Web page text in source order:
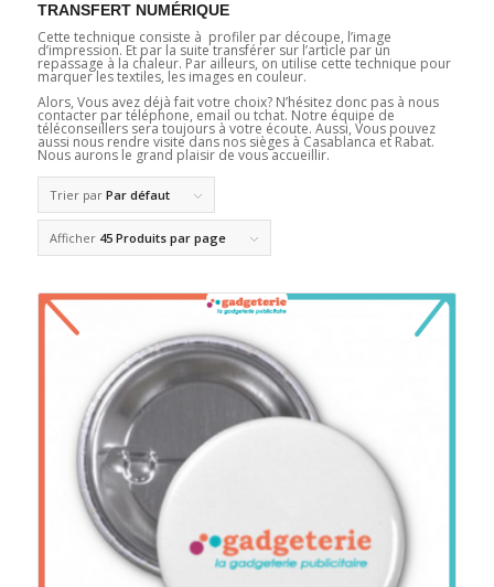
TRANSFERT NUMÉRIQUE
Cette technique consiste à profiler par découpe, l’image
d’impression. Et par la suite transférer sur l’article par un
repassage à la chaleur. Par ailleurs, on utilise cette technique pour
marquer les textiles, les images en couleur.
Alors, Vous avez déjà fait votre choix? N’hésitez donc pas à nous
contacter par téléphone, email ou tchat. Notre équipe de
téléconseillers sera toujours à votre écoute. Aussi, Vous pouvez
aussi nous rendre visite dans nos sièges à Casablanca et Rabat.
Nous aurons le grand plaisir de vous accueillir.
Trier par Par défaut
Afficher 45 Produits par page